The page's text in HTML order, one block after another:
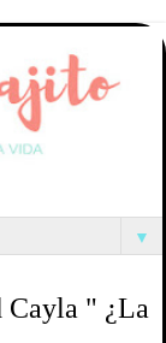
▼
" ¿La